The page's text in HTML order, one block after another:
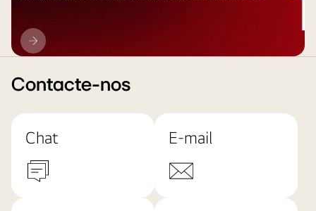
LG
Update
Contacte-nos
Chat E-mail